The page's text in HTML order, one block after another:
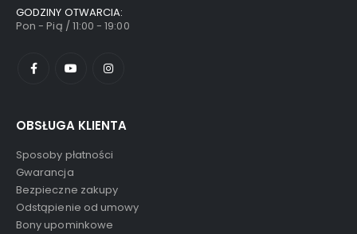
GODZINY OTWARCIA:
Pon - Pią / 11:00 - 19:00
OBSŁUGA KLIENTA
Sposoby płatności
Gwarancja
Bezpieczne zakupy
Odstąpienie od umowy
Bony upominkowe